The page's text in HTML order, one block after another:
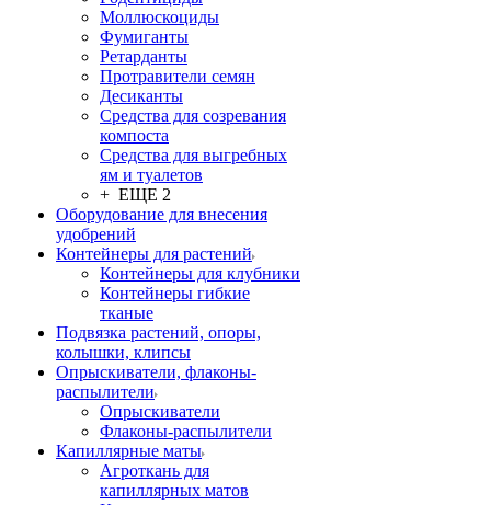
Моллюскоциды
Фумиганты
Ретарданты
Протравители семян
Десиканты
Средства для созревания
компоста
Средства для выгребных
ям и туалетов
+ ЕЩЕ 2
Оборудование для внесения
удобрений
Контейнеры для растений
Контейнеры для клубники
Контейнеры гибкие
тканые
Подвязка растений, опоры,
колышки, клипсы
Опрыскиватели, флаконы-
распылители
Опрыскиватели
Флаконы-распылители
Капиллярные маты
Агроткань для
капиллярных матов